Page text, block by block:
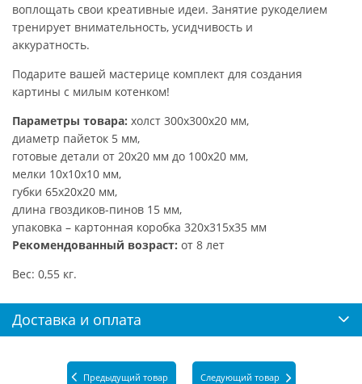
воплощать свои креативные идеи. Занятие рукоделием
тренирует внимательность, усидчивость и
аккуратность.
Подарите вашей мастерице комплект для создания
картины с милым котенком!
Параметры товара: холст 300х300х20 мм,
диаметр пайеток 5 мм,
готовые детали от 20х20 мм до 100х20 мм,
мелки 10х10х10 мм,
губки 65х20х20 мм,
длина гвоздиков-пинов 15 мм,
упаковка – картонная коробка 320х315х35 мм
Рекомендованный возраст: от 8 лет
Вес: 0,55 кг.
Доставка и оплата
Предыдущий товар Следующий товар